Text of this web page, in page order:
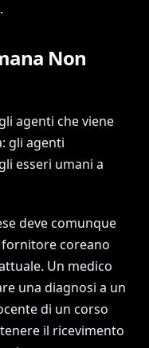
Non
agenti che viene
gli agenti
esseri umani a
deve comunque
coreano
Un medico
una diagnosi a un
di un corso
il ricevimento